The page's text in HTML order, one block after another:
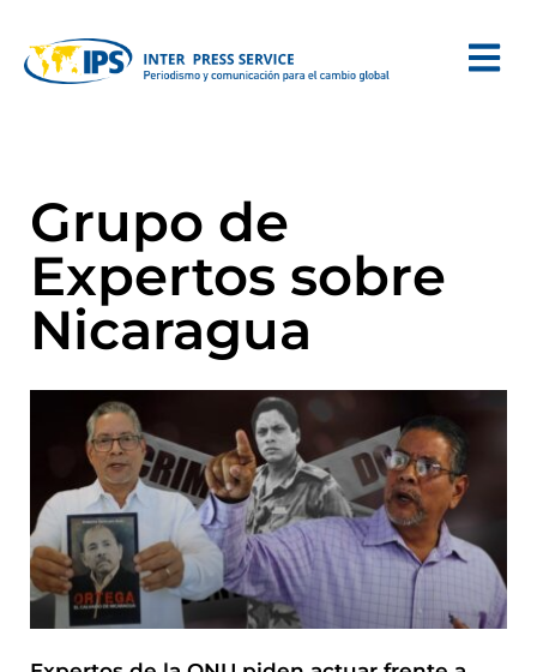
Grupo de
Expertos sobre
Nicaragua